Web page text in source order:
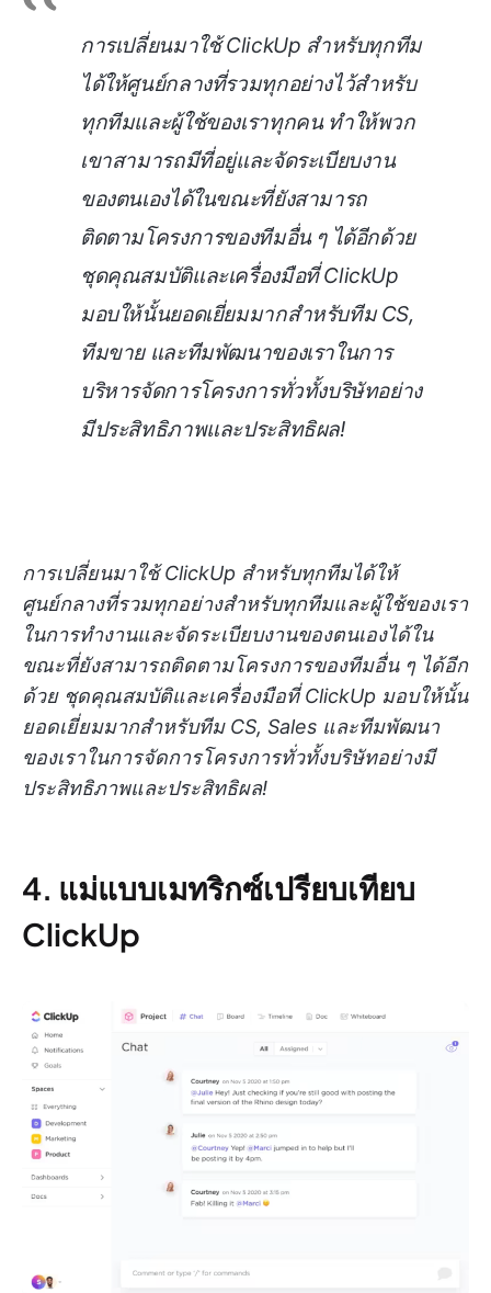
การเปลี่ยนมาใช้ ClickUp สำหรับทุกทีม
ได้ให้ศูนย์กลางที่รวมทุกอย่างไว้สำหรับ
ทุกทีมและผู้ใช้ของเราทุกคน ทำให้พวก
เขาสามารถมีที่อยู่และจัดระเบียบงาน
ของตนเองได้ในขณะที่ยังสามารถ
ติดตามโครงการของทีมอื่น ๆ ได้อีกด้วย
ชุดคุณสมบัติและเครื่องมือที่ ClickUp
มอบให้นั้นยอดเยี่ยมมากสำหรับทีม CS,
ทีมขาย และทีมพัฒนาของเราในการ
บริหารจัดการโครงการทั่วทั้งบริษัทอย่าง
มีประสิทธิภาพและประสิทธิผล!
การเปลี่ยนมาใช้ ClickUp สำหรับทุกทีมได้ให้
ศูนย์กลางที่รวมทุกอย่างสำหรับทุกทีมและผู้ใช้ของเรา
ในการทำงานและจัดระเบียบงานของตนเองได้ใน
ขณะที่ยังสามารถติดตามโครงการของทีมอื่น ๆ ได้อีก
ด้วย ชุดคุณสมบัติและเครื่องมือที่ ClickUp มอบให้นั้น
ยอดเยี่ยมมากสำหรับทีม CS, Sales และทีมพัฒนา
ของเราในการจัดการโครงการทั่วทั้งบริษัทอย่างมี
ประสิทธิภาพและประสิทธิผล!
4. แม่แบบเมทริกซ์เปรียบเทียบ
ClickUp